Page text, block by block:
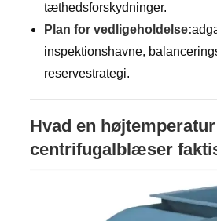
tæthedsforskydninger.
Plan for vedligeholdelse:
inspektionshavne,
reservestrategi.
Hvad en højtemperatur
centrifugalblæser